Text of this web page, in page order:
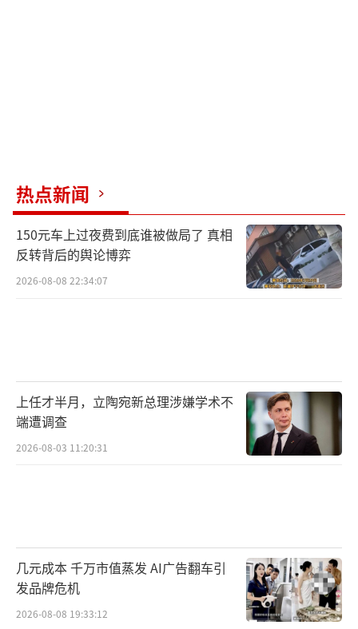
热点新闻
150元车上过夜费到底谁被做局了 真相
反转背后的舆论博弈
2026-08-08 22:34:07
上任才半月，立陶宛新总理涉嫌学术不
端遭调查
2026-08-03 11:20:31
几元成本 千万市值蒸发 AI广告翻车引
发品牌危机
2026-08-08 19:33:12